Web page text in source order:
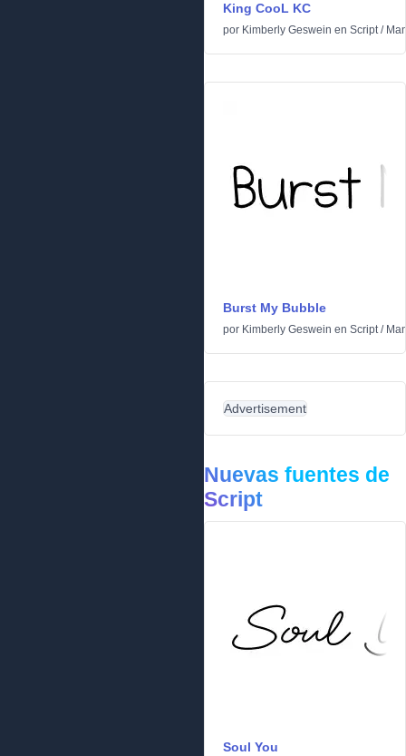
King CooL KC
por Kimberly Geswein en Script/
Burst My Bubble
por Kimberly Geswein en Script/
Advertisement
Nuevas fuentes de
Script
Soul You